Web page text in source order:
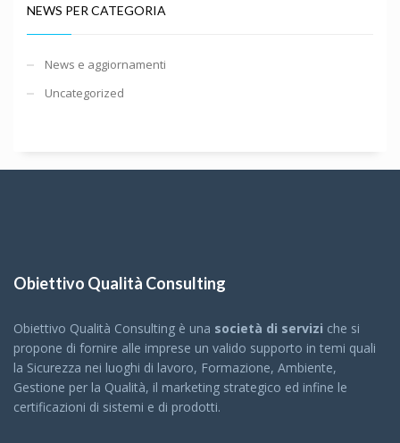
NEWS PER CATEGORIA
News e aggiornamenti
Uncategorized
Obiettivo Qualità Consulting
Obiettivo Qualità Consulting è una società di servizi che si
propone di fornire alle imprese un valido supporto in temi quali
la Sicurezza nei luoghi di lavoro, Formazione, Ambiente,
Gestione per la Qualità, il marketing strategico ed infine le
certificazioni di sistemi e di prodotti.